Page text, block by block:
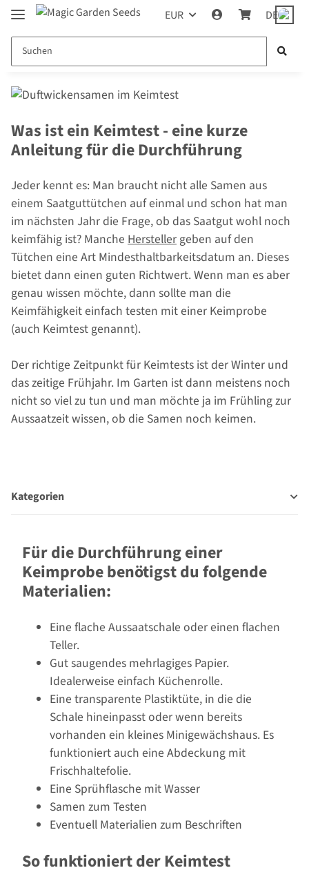
EUR DE
Was ist ein Keimtest - eine kurze
Anleitung für die Durchführung
Jeder kennt es: Man braucht nicht alle Samen aus
einem Saatguttütchen auf einmal und schon hat man
im nächsten Jahr die Frage, ob das Saatgut wohl noch
keimfähig ist? Manche Herstellergeben auf den
Tütchen eine Art Mindesthaltbarkeitsdatum an. Dieses
bietet dann einen guten Richtwert. Wenn man es aber
genau wissen möchte, dann sollte man die
Keimfähigkeit einfach testen mit einer Keimprobe
(auch Keimtest genannt).
Der richtige Zeitpunkt für Keimtests ist der Winter und
das zeitige Frühjahr. Im Garten ist dann meistens noch
nicht so viel zu tun und man möchte ja im Frühling zur
Aussaatzeit wissen, ob die Samen noch keimen.
Kategorien
Für die Durchführung einer
Keimprobe benötigst du folgende
Materialien:
Eine flache Aussaatschale oder einen flachen
Teller.
Gut saugendes mehrlagiges Papier.
Idealerweise einfach Küchenrolle.
Eine transparente Plastiktüte, in die die
Schale hineinpasst oder wenn bereits
vorhanden ein kleines Minigewächshaus. Es
funktioniert auch eine Abdeckung mit
Frischhaltefolie.
Eine Sprühflasche mit Wasser
Samen zum Testen
Eventuell Materialien zum Beschriften
So funktioniert der Keimtest